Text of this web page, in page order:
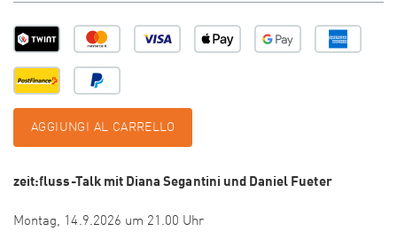
AGGIUNGI AL CARRELLO
zeit:fluss-Talk mit Diana Segantini und Daniel Fueter
Montag, 14.9.2026 um 21.00 Uhr